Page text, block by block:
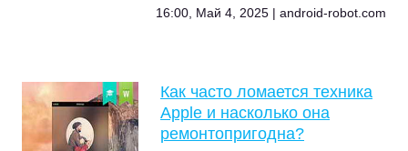
16:00, Май 4, 2025 | android-robot.com
Как часто ломается техника
Apple и насколько она
ремонтопригодна?